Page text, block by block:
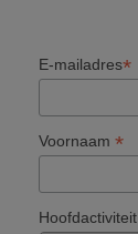
E-mailadres*
Voornaam *
Hoofdactiviteit